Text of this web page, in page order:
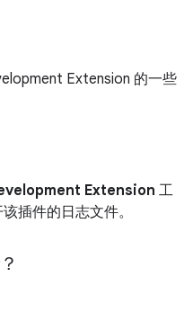
Extension 的一些
Extension 工
插件的日志文件。